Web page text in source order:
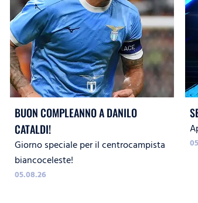
BUON COMPLEANNO A DANILO
CATALDI!
Giorno speciale per il centrocampista
biancoceleste!
05.08.26